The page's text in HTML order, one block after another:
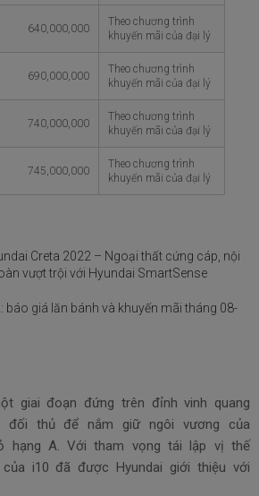
640,000,000
Theo chương trình
khuyến mãi của đại lý
690,000,000
Theo chương trình
khuyến mãi của đại lý
740,000,000
Theo chương trình
khuyến mãi của đại lý
745,000,000
Theo chương trình
khuyến mãi của đại lý
Creta 2022 – Ngoại thất cứng cáp, nội
vượt trội với Hyundai SmartSense
báo giá lăn bánh và khuyến mãi tháng 08-
giai đoạn đứng trên đỉnh vinh quang
thủ để nắm giữ ngôi vương của
hạng A. Với tham vọng tái lập vị thế
i10 đã được Hyundai giới thiệu với